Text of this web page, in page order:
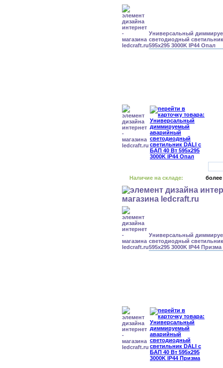
Универсальный
светодиодный
595x295 3000K IP44 Опал
Наличие на складе: более
Универсальный
светодиодный
595x295 3000K IP44 Призма